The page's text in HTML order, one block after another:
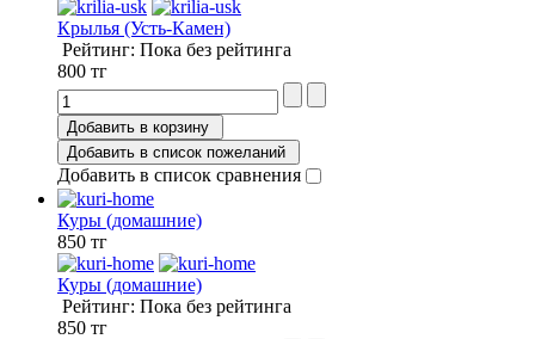
Крылья (Усть-Камен)
Рейтинг: Пока без рейтинга
800 тг
Добавить в корзину
Добавить в список пожеланий
Добавить в список сравнения
Куры (домашние)
850 тг
Куры (домашние)
Рейтинг: Пока без рейтинга
850 тг